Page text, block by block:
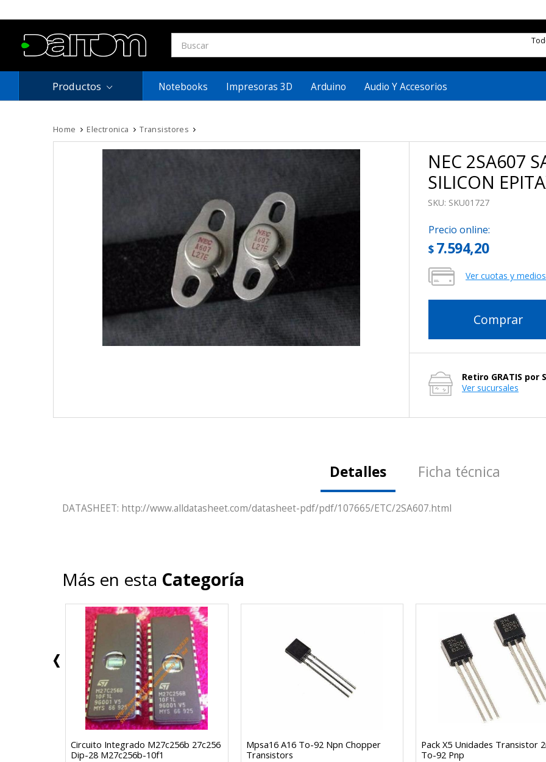
Productos Notebooks Impresoras 3D Arduino Audio Y Accesorios
Home Electronica Transistores
NEC 2SA607
SILICON
SKU: SKU01727
Precio online:
$ 7.594,20
Ver cuotas y
Comprar
Retiro GRATIS por
Ver sucursales
Detalles Ficha técnica
DATASHEET: http://www.alldatasheet.com/datasheet-pdf/pdf/107665/ETC/2SA607.html
Más en esta Categoría
Circuito Integrado M27c256b 27c256
Dip-28 M27c256b-10f1
Mpsa16 A16 To-92 Npn Chopper
Transistors
Pack X5 Unidades Transistor
To-92 Pnp